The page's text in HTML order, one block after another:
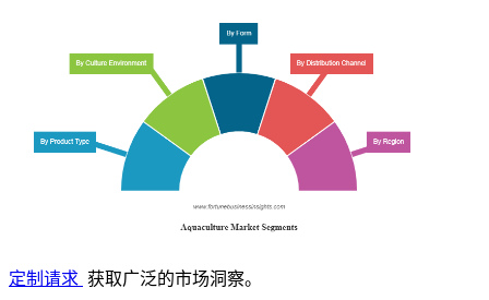
定制请求 获取广泛的市场洞察。